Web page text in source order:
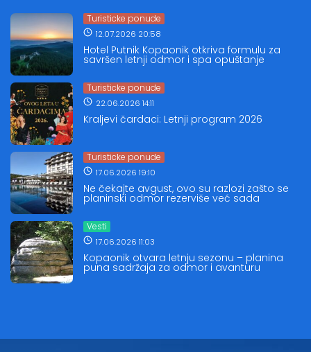
Turisticke ponude
12.07.2026 20:58
Hotel Putnik Kopaonik otkriva formulu za
savršen letnji odmor i spa opuštanje
Turisticke ponude
22.06.2026 14:11
Kraljevi čardaci: Letnji program 2026
Turisticke ponude
17.06.2026 19:10
Ne čekajte avgust, ovo su razlozi zašto se
planinski odmor rezerviše već sada
Vesti
17.06.2026 11:03
Kopaonik otvara letnju sezonu – planina
puna sadržaja za odmor i avanturu